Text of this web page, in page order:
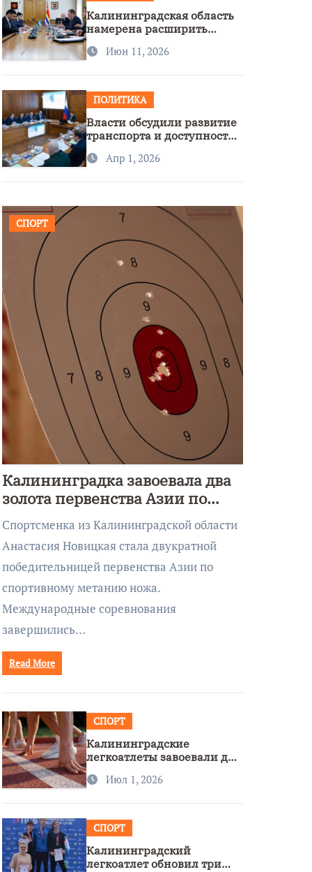
Калининградская область
намерена расширить
Узбекистаном
Июн 11, 2026
ПОЛИТИКА
Власти обсудили развитие
транспорта и доступность
Апр 1, 2026
СПОРТ
Калининградка завоевала два
золота первенства Азии по
метанию ножа
Спортсменка из Калининградской области
Анастасия Новицкая стала двукратной
победительницей первенства Азии по
спортивному метанию ножа.
Международные соревнования
завершились…
Read More
СПОРТ
Калининградские
легкоатлеты завоевали две
РоссииИюл 1, 2026
СПОРТ
Калининградский
легкоатлет обновил три